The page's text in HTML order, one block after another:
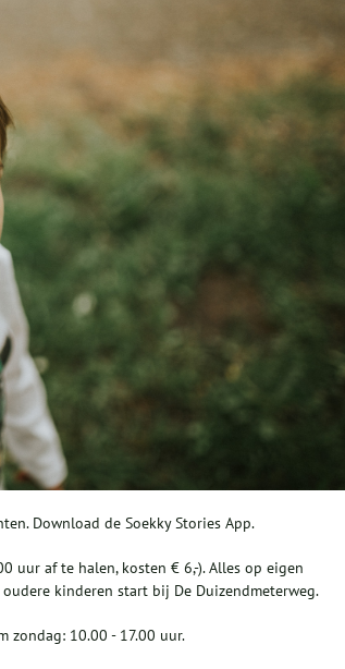
Download de Soekky Stories App.
uur af te halen, kosten € 6,-). Alles op eigen
kinderen start bij De Duizendmeterweg.
zondag: 10.00 - 17.00 uur.